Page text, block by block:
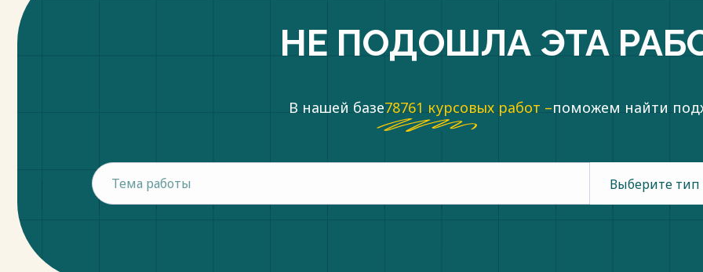
НЕ ПОДОШЛА ЭТА
В нашей базе78761 курсовых работ –поможем найти
Выберите тип